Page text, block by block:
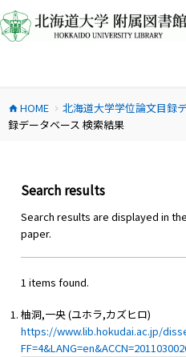
ン
テ
ス
キ
home HOME chevron_right 北海道大学学位論文目録
録データベース 検索結果
Search results
Search results are displayed in
paper.
1 items found.
柚洞,一央 (ユホラ,カズヒロ)
https://www.lib.hokudai.ac.jp/